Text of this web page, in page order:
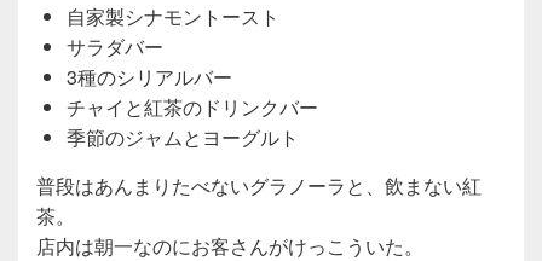
自家製シナモントースト
サラダバー
3種のシリアルバー
チャイと紅茶のドリンクバー
季節のジャムとヨーグルト
普段はあんまりたべないグラノーラと、飲まない紅
茶。
店内は朝一なのにお客さんがけっこういた。